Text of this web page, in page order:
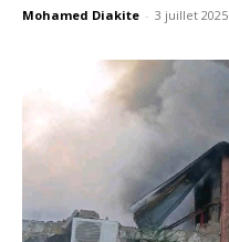
Mohamed Diakite - 3 juillet 2025